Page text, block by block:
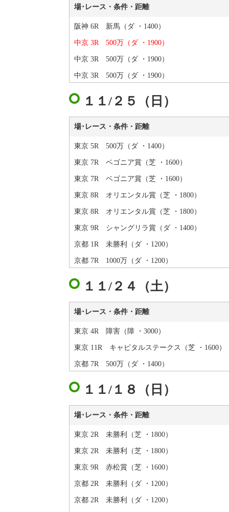
場･レース・条件・距離
阪神 6R 新馬（ダ ・1400）
中京 3R 500万（ダ ・1900）
中京 3R 500万（ダ ・1900）
中京 3R 500万（ダ ・1900）
１１/２５（日）
場･レース・条件・距離
東京 5R 500万（ダ ・1400）
東京 7R ベゴニア賞（芝 ・1600）
東京 7R ベゴニア賞（芝 ・1600）
東京 8R オリエンタル賞（芝 ・1800）
東京 8R オリエンタル賞（芝 ・1800）
東京 9R シャングリラ賞（ダ ・1400）
京都 1R 未勝利（ダ ・1200）
京都 7R 1000万（ダ ・1200）
１１/２４（土）
場･レース・条件・距離
東京 4R 障害（障 ・3000）
東京 11R キャピタルステークス（芝 ・1600）
京都 7R 500万（ダ ・1400）
１１/１８（日）
場･レース・条件・距離
東京 2R 未勝利（芝 ・1800）
東京 2R 未勝利（芝 ・1800）
東京 9R 赤松賞（芝 ・1600）
京都 2R 未勝利（ダ ・1200）
京都 2R 未勝利（ダ ・1200）